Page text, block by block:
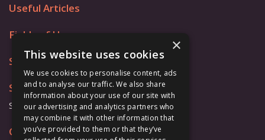
Useful Articles
Fields of Use
Store
Support
Support Form
Cooperation
×
This website uses cookies
We use cookies to personalise content, ads
and to analyse our traffic. We also share
information about your use of our site with
our advertising and analytics partners who
may combine it with other information that
you’ve provided to them or that they’ve